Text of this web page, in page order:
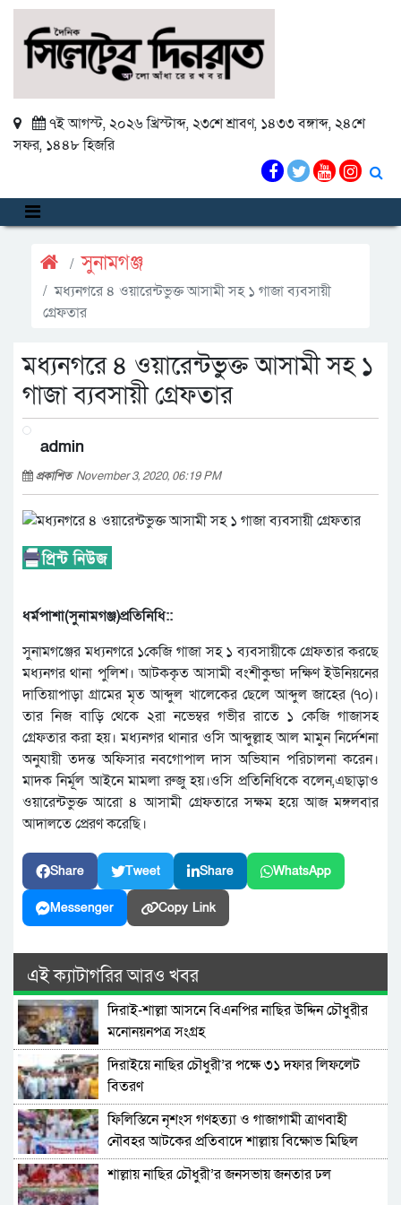
৭ই আগস্ট, ২০২৬ খ্রিস্টাব্দ, ২৩শে শ্রাবণ, ১৪৩৩ বঙ্গাব্দ, ২৪শে
সফর, ১৪৪৮ হিজরি
সুনামগঞ্জ
মধ্যনগরে ৪ ওয়ারেন্টভুক্ত আসামী সহ ১ গাজা ব্যবসায়ী
গ্রেফতার
মধ্যনগরে ৪ ওয়ারেন্টভুক্ত আসামী সহ ১
গাজা ব্যবসায়ী গ্রেফতার
admin
প্রকাশিত November 3, 2020, 06:19 PM
ধর্মপাশা(সুনামগঞ্জ)প্রতিনিধি::
সুনামগঞ্জের মধ্যনগরে ১কেজি গাজা সহ ১ ব্যবসায়ীকে গ্রেফতার করছে
মধ্যনগর থানা পুলিশ। আটককৃত আসামী বংশীকুন্ডা দক্ষিণ ইউনিয়নের
দাতিয়াপাড়া গ্রামের মৃত আব্দুল খালেকের ছেলে আব্দুল জাহের (৭০)।
তার নিজ বাড়ি থেকে ২রা নভেম্বর গভীর রাতে ১ কেজি গাজাসহ
গ্রেফতার করা হয়। মধ্যনগর থানার ওসি আব্দুল্লাহ আল মামুন নির্দেশনা
অনুযায়ী তদন্ত অফিসার নবগোপাল দাস অভিযান পরিচালনা করেন।
মাদক নির্মূল আইনে মামলা রুজু হয়।ওসি প্রতিনিধিকে বলেন,এছাড়াও
ওয়ারেন্টভুক্ত আরো ৪ আসামী গ্রেফতারে সক্ষম হয়ে আজ মঙ্গলবার
আদালতে প্রেরণ করেছি।
Share Tweet Share WhatsApp
Messenger Copy Link
এই ক্যাটাগরির আরও খবর
দিরাই-শাল্লা আসনে বিএনপির নাছির উদ্দিন চৌধুরীর
মনোনয়নপত্র সংগ্রহ
দিরাইয়ে নাছির চৌধুরী’র পক্ষে ৩১ দফার লিফলেট
বিতরণ
ফিলিস্তিনে নৃশংস গণহত্যা ও গাজাগামী ত্রাণবাহী
নৌবহর আটকের প্রতিবাদে শাল্লায় বিক্ষোভ মিছিল
শাল্লায় নাছির চৌধুরী’র জনসভায় জনতার ঢল